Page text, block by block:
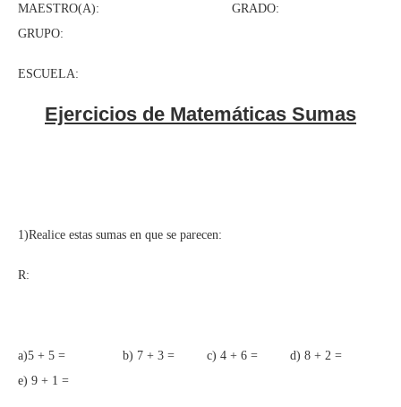
MAESTRO(A): GRADO:
GRUPO:
ESCUELA:
Ejercicios de Matemáticas Sumas
1)Realice estas sumas en que se parecen:
R:
a)5 + 5 = b) 7 + 3 = c) 4 + 6 = d) 8 + 2 =
e) 9 + 1 =